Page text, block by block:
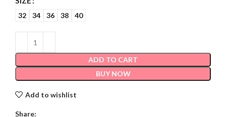
32 34 36 38 40
ADD TO CART
BUY NOW
Add to wishlist
Share: